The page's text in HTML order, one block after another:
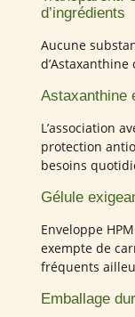
d’ingrédients
Aucune
Astaxanthine
L’association
protection
besoins
Gélule
Enveloppe
exempte de
fréquents
Emballage